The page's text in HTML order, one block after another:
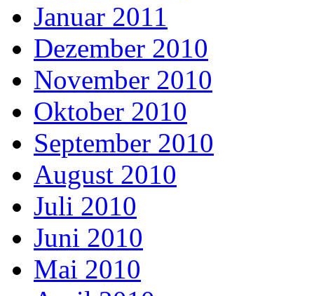
Januar 2011
Dezember 2010
November 2010
Oktober 2010
September 2010
August 2010
Juli 2010
Juni 2010
Mai 2010